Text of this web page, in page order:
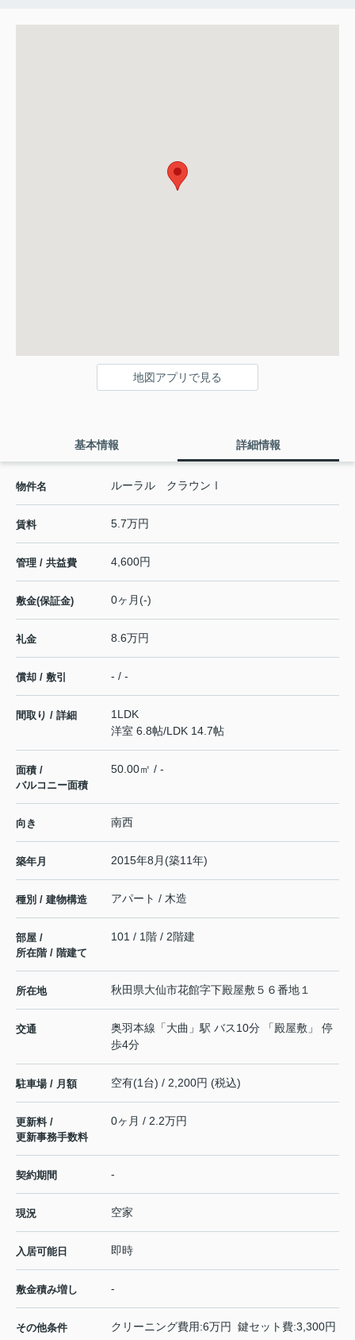
地図アプリで見る
基本情報 詳細情報
物件名 ルーラル クラウンⅠ
賃料 5.7万円
管理 / 共益費 4,600円
敷金(保証金) 0ヶ月(-)
礼金 8.6万円
償却 / 敷引 - / -
間取り / 詳細
1LDK
洋室 6.8帖/LDK 14.7帖
面積 /
バルコニー面積
50.00㎡ / -
向き 南西
築年月 2015年8月(築11年)
種別 / 建物構造 アパート / 木造
部屋 /
所在階 / 階建て
101 / 1階 / 2階建
所在地 秋田県大仙市花館字下殿屋敷５６番地１
交通 奥羽本線 「大曲 」駅 バス10分 「殿屋敷」 停
歩4分
駐車場 / 月額 空有(1台) / 2,200円 (税込)
更新料 /
更新事務手数料
0ヶ月 / 2.2万円
契約期間 -
現況 空家
入居可能日 即時
敷金積み増し -
その他条件 クリーニング費用:6万円 鍵セット費:3,300円